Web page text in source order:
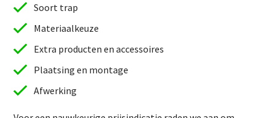
Soort trap
Materiaalkeuze
Extra producten en accessoires
Plaatsing en montage
Afwerking